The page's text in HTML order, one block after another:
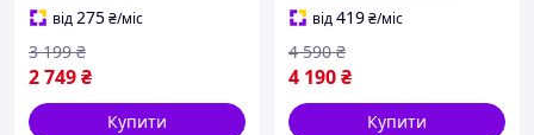
сірому кольорі, Молодіжні
пуховики модні
від275₴/міс
2 749₴
3 199 ₴
Купити
Джордан з логотипом,
Якісний пуховик із
капюшоном
від419₴/міс
4 190₴
4 590 ₴
Купити